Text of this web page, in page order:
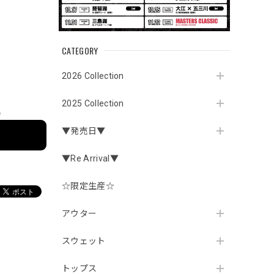
CATEGORY
2026 Collection
2025 Collection
▼発売日▼
▼Re Arrival▼
☆限定生産☆
アウター
スウェット
トップス